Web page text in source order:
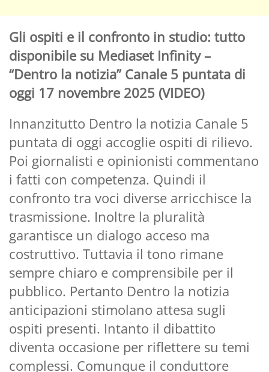
Gli ospiti e il confronto in studio: tutto
disponibile su Mediaset Infinity –
“Dentro la notizia” Canale 5 puntata di
oggi 17 novembre 2025 (VIDEO)
Innanzitutto Dentro la notizia Canale 5
puntata di oggi accoglie ospiti di rilievo.
Poi giornalisti e opinionisti commentano
i fatti con competenza. Quindi il
confronto tra voci diverse arricchisce la
trasmissione. Inoltre la pluralità
garantisce un dialogo acceso ma
costruttivo. Tuttavia il tono rimane
sempre chiaro e comprensibile per il
pubblico. Pertanto Dentro la notizia
anticipazioni stimolano attesa sugli
ospiti presenti. Intanto il dibattito
diventa occasione per riflettere su temi
complessi. Comunque il conduttore